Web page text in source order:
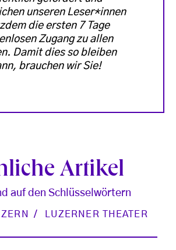
unseren Leser*innen
die ersten 7 Tage
Zugang zu allen
Damit dies so bleiben
brauchen wir Sie!
Artikel
auf den Schlüsselwörtern
LUZERNER THEATER